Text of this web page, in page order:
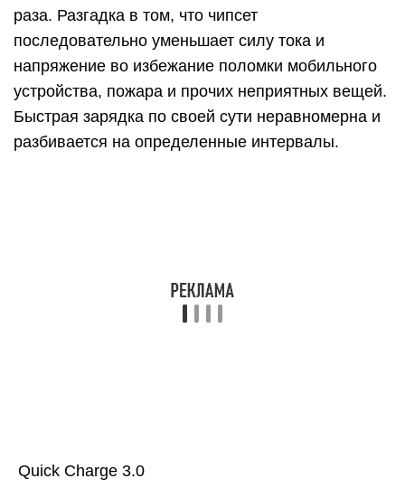
раза. Разгадка в том, что чипсет
последовательно уменьшает силу тока и
напряжение во избежание поломки мобильного
устройства, пожара и прочих неприятных вещей.
Быстрая зарядка по своей сути неравномерна и
разбивается на определенные интервалы.
Quick Charge 3.0